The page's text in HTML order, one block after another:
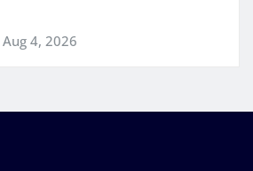
Aug 4, 2026